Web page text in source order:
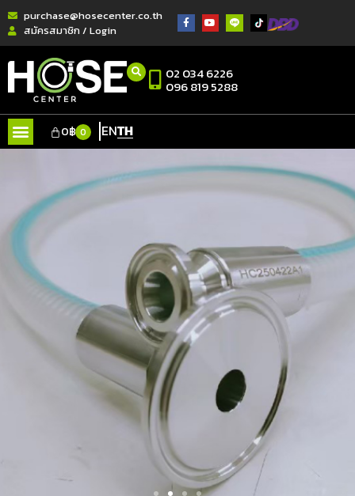
purchase@hosecenter.co.th
สมัครสมาชิก / Login
02 034 6226
096 819 5288
0฿ 0 ENTH